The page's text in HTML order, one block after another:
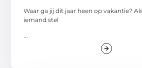
Waar ga jij dit jaar heen op vakantie?
iemand stel
...